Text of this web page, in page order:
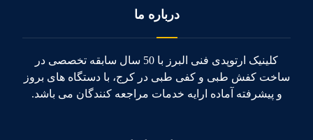
درباره ما
کلینیک ارتوپدی فنی البرز با 50 سال سابقه تخصصی در
ساخت کفش طبی و کفی طبی در کرج، با دستگاه های بروز
و پیشرفته آماده ارایه خدمات مراجعه کنندگان می باشد.